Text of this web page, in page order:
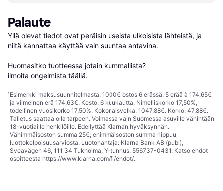
Palaute
Yllä olevat tiedot ovat peräisin useista ulkoisista lähteistä, ja
niitä kannattaa käyttää vain suuntaa antavina.
Huomasitko tuotteessa jotain kummallista?
ilmoita ongelmista täällä.
¹Esimerkki maksusuunnitelmasta: 1000€ ostos 6 erässä: 5 erää à 174,65€
ja viimeinen erä 174,63€. Kesto: 6 kuukautta. Nimelliskorko 17,50%,
todellinen vuosikorko 17,50%. Kokonaisvelka: 1047,88€. Korko: 47,88€.
Talletus saattaa olla tarpeen. Voimassa vain Suomessa asuville vähintään
18-vuotiaille henkilöille. Edellyttää Klarnan hyväksynnän.
Vähimmäisoston summa 25€; enimmäisoston summa riippuu
luottokelpoisuusarviosta. Luotonantaja: Klarna Bank AB (publ),
Sveavägen 46, 111 34 Tukholma, Y-tunnus: 556737-0431. Katso ehdot
osoitteesta https://www.klarna.com/fi/ehdot/.